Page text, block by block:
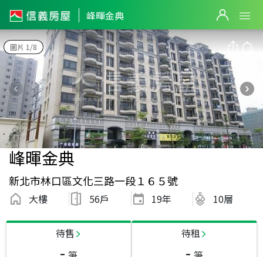
峰暉金典
圖片 1/8
峰暉金典
新北市林口區文化三路一段１６５號
大樓 56戶 19年 10層
待售
-
待租
-